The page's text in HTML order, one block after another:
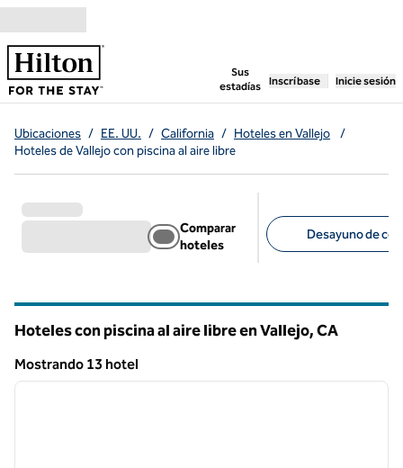
Saltar a contenido
Sus
estadías
, abre una pestaña
Inscríbase Inicie sesión
Ubicaciones / EE. UU. / California / Hoteles en Vallejo
/
Hoteles de Vallejo con piscina al aire libre
Comparar
hoteles
Desayuno de
Hoteles con piscina al aire libre en Vallejo,CA
Mostrando 13 hotel
Mostrando 13 hotel
1 de 12